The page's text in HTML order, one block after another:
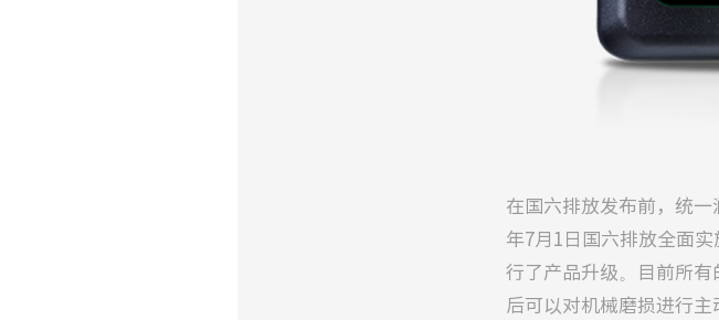
在国六排放发布前，统
年7月1日国六排放全面
行了产品升级。目前所
后可以对机械磨损进行